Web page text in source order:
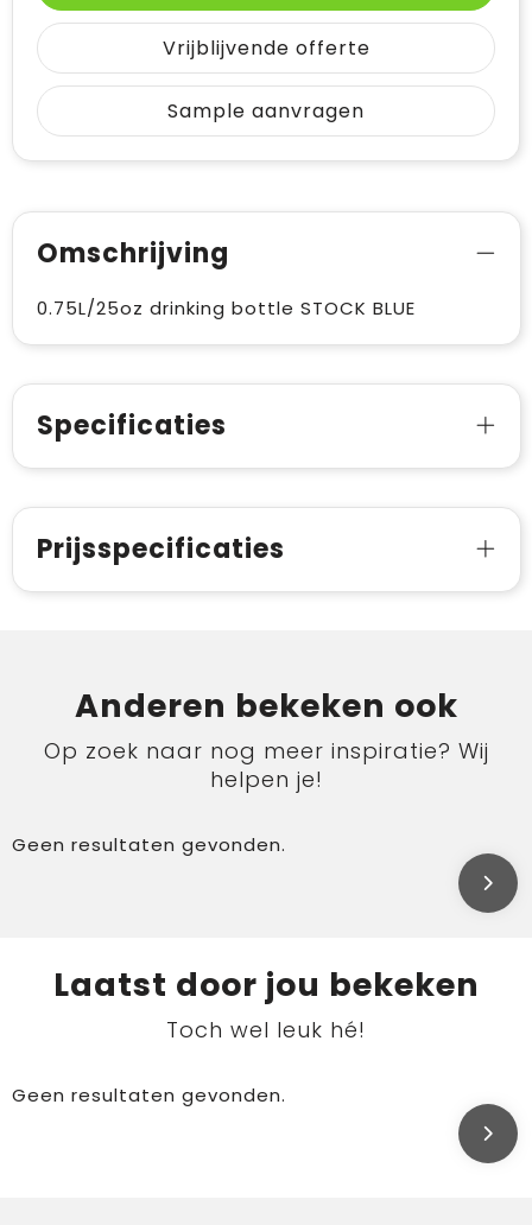
Vrijblijvende offerte
Sample aanvragen
Omschrijving
0.75L/25oz drinking bottle STOCK BLUE
Specificaties
Prijsspecificaties
Anderen bekeken ook
Op zoek naar nog meer inspiratie? Wij
helpen je!
Geen resultaten gevonden.
Laatst door jou bekeken
Toch wel leuk hé!
Geen resultaten gevonden.